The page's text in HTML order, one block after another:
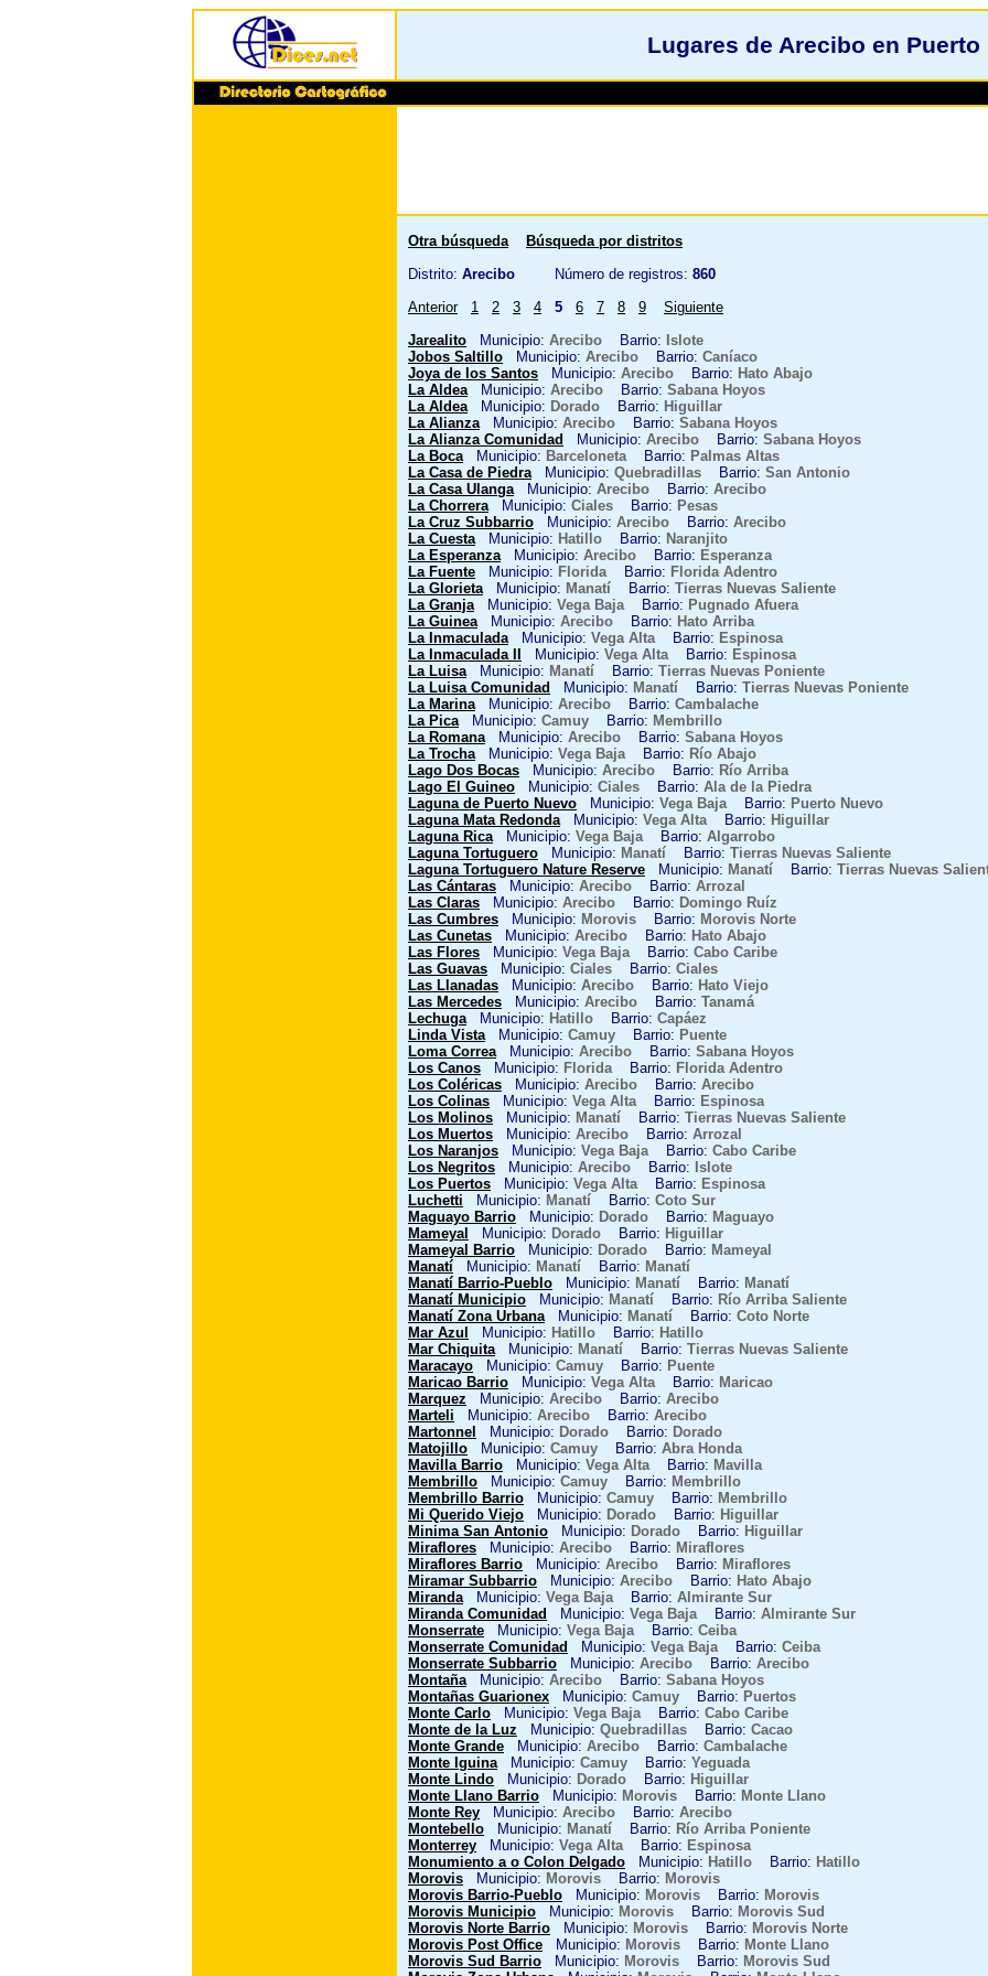
Lugares de Arecibo en Puerto
Otra búsqueda
Búsqueda por distritos
Distrito: Arecibo Número de registros: 860
Anterior
1 2 3 4 5 6 7 8 9
Siguiente
Jarealito Municipio: Arecibo Barrio: Islote
Jobos Saltillo Municipio: Arecibo Barrio: Caníaco
Joya de los Santos Municipio: Arecibo Barrio: Hato Abajo
La AldeaMunicipio: Arecibo Barrio: Sabana Hoyos
La AldeaMunicipio: Dorado Barrio: Higuillar
La AlianzaMunicipio: Arecibo Barrio: Sabana Hoyos
La Alianza Comunidad
Municipio: Arecibo Barrio: Sabana Hoyos
La BocaMunicipio: BarcelonetaBarrio: Palmas Altas
La Casa de PiedraMunicipio: Quebradillas Barrio: San Antonio
La Casa UlangaMunicipio: Arecibo Barrio: Arecibo
La ChorreraMunicipio: Ciales Barrio: Pesas
La Cruz Subbarrio Municipio: Arecibo Barrio: Arecibo
La CuestaMunicipio: Hatillo Barrio: Naranjito
La EsperanzaMunicipio: Arecibo Barrio: Esperanza
La Fuente Municipio: FloridaBarrio: Florida Adentro
La GlorietaMunicipio: Manatí Barrio: Tierras Nuevas Saliente
La GranjaMunicipio: Vega BajaBarrio: Pugnado Afuera
La GuineaMunicipio: Arecibo Barrio: Hato Arriba
La InmaculadaMunicipio: Vega AltaBarrio: Espinosa
La Inmaculada II
Municipio: Vega AltaBarrio: Espinosa
La LuisaMunicipio: Manatí Barrio: Tierras Nuevas Poniente
La Luisa Comunidad
Municipio: Manatí Barrio: Tierras Nuevas Poniente
La MarinaMunicipio: Arecibo Barrio: Cambalache
La PicaMunicipio: Camuy Barrio: Membrillo
La RomanaMunicipio: Arecibo Barrio: Sabana Hoyos
La TrochaMunicipio: Vega BajaBarrio: Río Abajo
Lago Dos Bocas Municipio: Arecibo Barrio: Río Arriba
Lago El Guineo Municipio: Ciales Barrio: Ala de la Piedra
Laguna de Puerto Nuevo Municipio: Vega BajaBarrio: Puerto Nuevo
Laguna Mata RedondaMunicipio: Vega AltaBarrio: Higuillar
Laguna RicaMunicipio: Vega BajaBarrio: Algarrobo
Laguna Tortuguero Municipio: Manatí Barrio: Tierras Nuevas Saliente
Laguna Tortuguero Nature Reserve Municipio: Manatí Barrio: Tierras Nuevas
Las Cántaras Municipio: Arecibo Barrio: Arrozal
Las Claras Municipio: Arecibo Barrio: Domingo Ruíz
Las Cumbres Municipio: Morovis Barrio: Morovis Norte
Las Cunetas Municipio: Arecibo Barrio: Hato Abajo
Las Flores Municipio: Vega BajaBarrio: Cabo Caribe
Las Guavas Municipio: Ciales Barrio: Ciales
Las Llanadas Municipio: Arecibo Barrio: Hato Viejo
Las Mercedes Municipio: Arecibo Barrio: Tanamá
LechugaMunicipio: Hatillo Barrio: Capáez
Linda VistaMunicipio: Camuy Barrio: Puente
Loma CorreaMunicipio: Arecibo Barrio: Sabana Hoyos
Los Canos Municipio: FloridaBarrio: Florida Adentro
Los Coléricas Municipio: Arecibo Barrio: Arecibo
Los Colinas Municipio: Vega AltaBarrio: Espinosa
Los Molinos Municipio: Manatí Barrio: Tierras Nuevas Saliente
Los Muertos Municipio: Arecibo Barrio: Arrozal
Los Naranjos Municipio: Vega BajaBarrio: Cabo Caribe
Los Negritos Municipio: Arecibo Barrio: Islote
Los Puertos Municipio: Vega AltaBarrio: Espinosa
Luchetti Municipio: Manatí Barrio: Coto Sur
Maguayo Barrio Municipio: Dorado Barrio: Maguayo
Mameyal
Municipio: Dorado Barrio: Higuillar
Mameyal Barrio Municipio: Dorado Barrio: Mameyal
Manatí Municipio: Manatí Barrio: Manatí
Manatí Barrio-Pueblo Municipio: Manatí Barrio: Manatí
Manatí Municipio Municipio: Manatí Barrio: Río Arriba Saliente
Manatí Zona UrbanaMunicipio: Manatí Barrio: Coto Norte
Mar Azul
Municipio: Hatillo Barrio: Hatillo
Mar ChiquitaMunicipio: Manatí Barrio: Tierras Nuevas Saliente
Maracayo Municipio: Camuy Barrio: Puente
Maricao Barrio Municipio: Vega AltaBarrio: Maricao
Marquez Municipio: Arecibo Barrio: Arecibo
Marteli Municipio: Arecibo Barrio: Arecibo
Martonnel
Municipio: Dorado Barrio: Dorado
Matojillo Municipio: Camuy Barrio: Abra Honda
Mavilla Barrio Municipio: Vega AltaBarrio: Mavilla
Membrillo Municipio: Camuy Barrio: Membrillo
Membrillo Barrio Municipio: Camuy Barrio: Membrillo
Mi Querido Viejo Municipio: Dorado Barrio: Higuillar
Minima San Antonio Municipio: Dorado Barrio: Higuillar
Miraflores Municipio: Arecibo Barrio: Miraflores
Miraflores Barrio Municipio: Arecibo Barrio: Miraflores
Miramar Subbarrio Municipio: Arecibo Barrio: Hato Abajo
MirandaMunicipio: Vega BajaBarrio: Almirante Sur
Miranda Comunidad
Municipio: Vega BajaBarrio: Almirante Sur
Monserrate Municipio: Vega BajaBarrio: Ceiba
Monserrate Comunidad
Municipio: Vega BajaBarrio: Ceiba
Monserrate Subbarrio Municipio: Arecibo Barrio: Arecibo
MontañaMunicipio: Arecibo Barrio: Sabana Hoyos
Montañas Guarionex Municipio: Camuy Barrio: Puertos
Monte Carlo Municipio: Vega BajaBarrio: Cabo Caribe
Monte de la Luz Municipio: Quebradillas Barrio: Cacao
Monte Grande Municipio: Arecibo Barrio: Cambalache
Monte IguinaMunicipio: Camuy Barrio: Yeguada
Monte Lindo Municipio: Dorado Barrio: Higuillar
Monte Llano Barrio Municipio: Morovis Barrio: Monte Llano
Monte Rey Municipio: Arecibo Barrio: Arecibo
Montebello Municipio: Manatí Barrio: Río Arriba Poniente
Monterrey Municipio: Vega AltaBarrio: Espinosa
Monumiento a o Colon Delgado Municipio: Hatillo Barrio: Hatillo
Morovis Municipio: Morovis Barrio: Morovis
Morovis Barrio-Pueblo Municipio: Morovis Barrio: Morovis
Morovis Municipio Municipio: Morovis Barrio: Morovis Sud
Morovis Norte Barrio Municipio: Morovis Barrio: Morovis Norte
Morovis Post Office Municipio: Morovis Barrio: Monte Llano
Morovis Sud Barrio Municipio: Morovis Barrio: Morovis Sud